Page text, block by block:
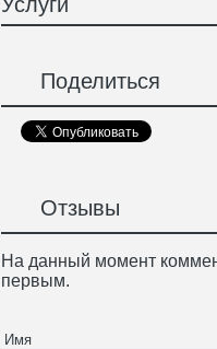
Поделиться
Отзывы
На данный момент
первым.
Имя